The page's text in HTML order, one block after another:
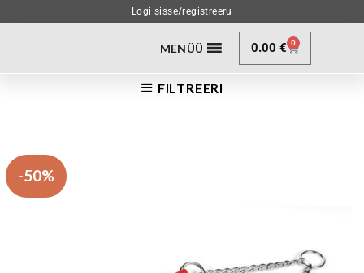
Logi sisse/registreeru
MENÜÜ 0.00€ 0
FILTREERI
-50%